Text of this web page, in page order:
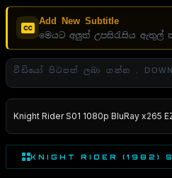
Add New Subtitle
මෙයට අලුත් උපසිරැසිය ඇතුල්
වීඩියෝ පිටපත් ලබා ගන්න .
Knight Rider S01 1080p BluRay x265
KNIGHT RIDER (1982)